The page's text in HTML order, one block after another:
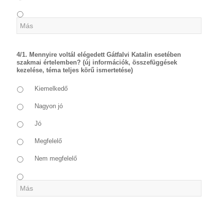
4/1. Mennyire voltál elégedett Gátfalvi Katalin esetében
szakmai értelemben? (új információk, összefüggések
kezelése, téma teljes körű ismertetése)
Kiemelkedő
Nagyon jó
Jó
Megfelelő
Nem megfelelő